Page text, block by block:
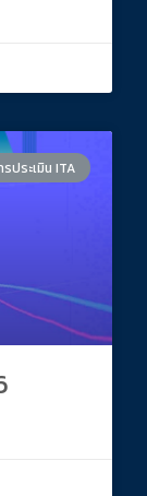
ประเมิน ITA